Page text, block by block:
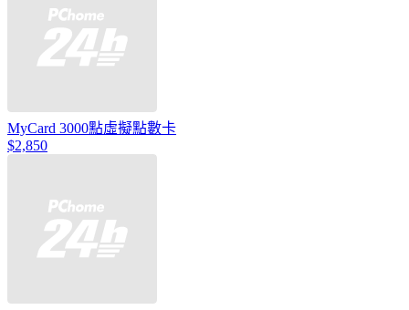
MyCard 3000點虛擬點數卡
$2,850